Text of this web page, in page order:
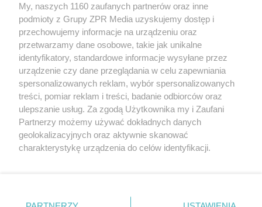
Żaden utwór zamieszczony w serwisie nie może być powielany i
rozpowszechniany lub dalej rozpowszechniany w jakikolwiek sposób (w
tym także elektroniczny lub mechaniczny) na jakimkolwiek polu
eksploatacji w jakiejkolwiek formie, włącznie z umieszczaniem w
Internecie bez pisemnej zgody właściciela praw. Jakiekolwiek użycie lub
wykorzystanie utworów w całości lub w części z naruszeniem prawa,
tzn. bez właściwej zgody, jest zabronione pod groźbą kary i może być
ścigane prawnie.
My, naszych 1160 zaufanych partnerów oraz inne
podmioty z Grupy ZPR Media uzyskujemy dostęp i
przechowujemy informacje na urządzeniu oraz
przetwarzamy dane osobowe, takie jak unikalne
identyfikatory, standardowe informacje wysyłane przez
urządzenie czy dane przeglądania w celu zapewniania
spersonalizowanych reklam, wybór spersonalizowanych
treści, pomiar reklam i treści, badanie odbiorców oraz
ulepszanie usług. Za zgodą Użytkownika my i Zaufani
Partnerzy możemy używać dokładnych danych
geolokalizacyjnych oraz aktywnie skanować
charakterystykę urządzenia do celów identyfikacji.
zmienić/wycofać klikając przycisk ustawień prywatności